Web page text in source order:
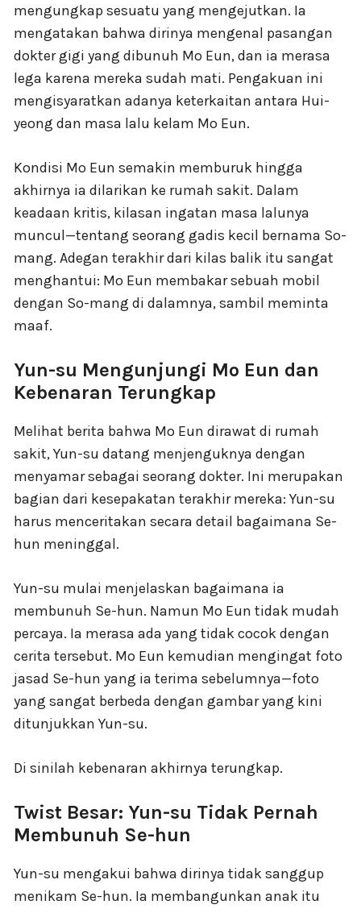
mengungkap sesuatu yang mengejutkan. Ia
mengatakan bahwa dirinya mengenal pasangan
dokter gigi yang dibunuh Mo Eun, dan ia merasa
lega karena mereka sudah mati. Pengakuan ini
mengisyaratkan adanya keterkaitan antara Hui-
yeong dan masa lalu kelam Mo Eun.
Kondisi Mo Eun semakin memburuk hingga
akhirnya ia dilarikan ke rumah sakit. Dalam
keadaan kritis, kilasan ingatan masa lalunya
muncul—tentang seorang gadis kecil bernama So-
mang. Adegan terakhir dari kilas balik itu sangat
menghantui: Mo Eun membakar sebuah mobil
dengan So-mang di dalamnya, sambil meminta
maaf.
Yun-su Mengunjungi Mo Eun dan
Kebenaran Terungkap
Melihat berita bahwa Mo Eun dirawat di rumah
sakit, Yun-su datang menjenguknya dengan
menyamar sebagai seorang dokter. Ini merupakan
bagian dari kesepakatan terakhir mereka: Yun-su
harus menceritakan secara detail bagaimana Se-
hun meninggal.
Yun-su mulai menjelaskan bagaimana ia
membunuh Se-hun. Namun Mo Eun tidak mudah
percaya. Ia merasa ada yang tidak cocok dengan
cerita tersebut. Mo Eun kemudian mengingat foto
jasad Se-hun yang ia terima sebelumnya—foto
yang sangat berbeda dengan gambar yang kini
ditunjukkan Yun-su.
Di sinilah kebenaran akhirnya terungkap.
Twist Besar: Yun-su Tidak Pernah
Membunuh Se-hun
Yun-su mengakui bahwa dirinya tidak sanggup
menikam Se-hun. Ia membangunkan anak itu